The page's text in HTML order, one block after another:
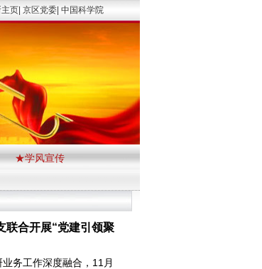
页| 京区党委| 中国科学院
★学风宣传
联合开展“党建引领聚
务工作深度融合，11月